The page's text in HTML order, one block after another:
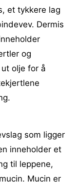
et tykkere lag
Dermis
og
olje for å
som ligger
inneholder et
til leppene,
Mucin er